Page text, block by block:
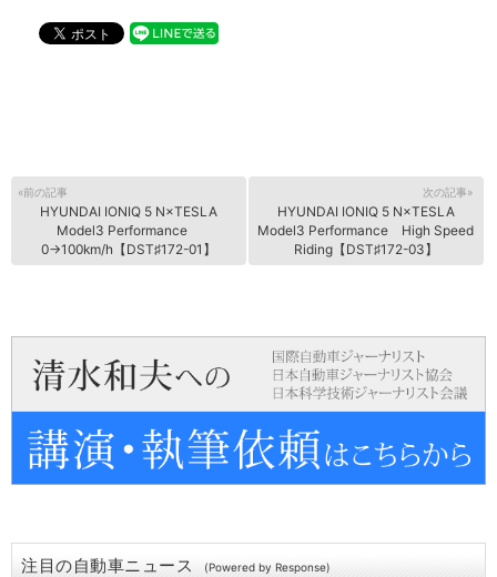
«前の記事
HYUNDAI IONIQ 5 N×TESLA
Model3 Performance
0→100km/h【DST♯172-01】
次の記事»
HYUNDAI IONIQ 5 N×TESLA
Model3 Performance High Speed
Riding【DST♯172-03】
注目の自動車ニュース (Powered by Response)